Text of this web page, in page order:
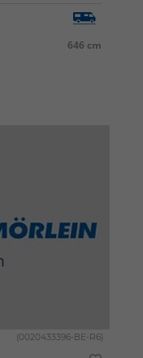
646 cm
(0020433396-BE-R6)